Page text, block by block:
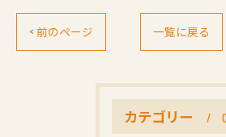
< 前のページ 一覧に戻る
カテゴリー